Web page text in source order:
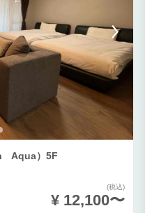
Aqua）5F
(税込)
¥ 12,100〜